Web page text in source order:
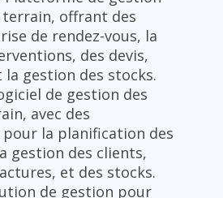
terrain, offrant des
de rendez-vous, la
des devis,
gestion des stocks.
de gestion des
avec des
la planification des
gestion des clients,
et des stocks.
de gestion pour